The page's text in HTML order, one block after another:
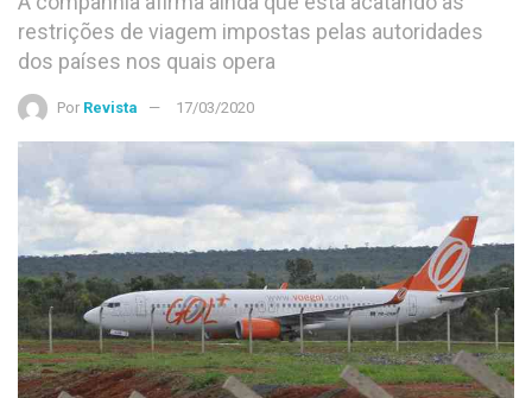
restrições de viagem impostas pelas autoridades
dos países nos quais opera
Por Revista 17/03/2020